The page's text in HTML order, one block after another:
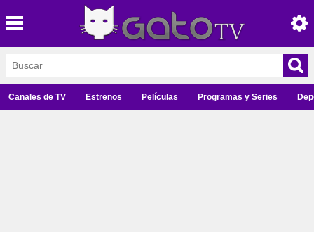
Canales de TV Estrenos Películas Programas y Series